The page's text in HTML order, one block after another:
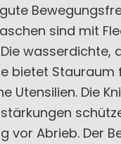
sind mit
wasserdichte,
bietet Stauraum
Utensilien. Die
vor Abrieb. Der